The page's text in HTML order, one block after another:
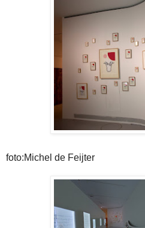
foto:Michel de Feijter